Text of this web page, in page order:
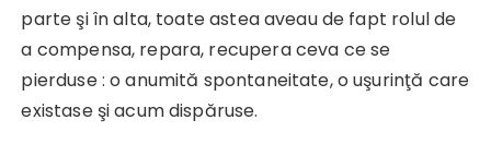
parte şi în alta, toate astea aveau de fapt rolul de
a com­pensa, repara, recupera ceva ce se
pierduse : o anumită spon­taneitate, o uşurinţă care
existase şi acum dispăruse.